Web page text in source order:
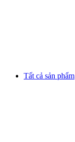
Tất cả sản phẩm